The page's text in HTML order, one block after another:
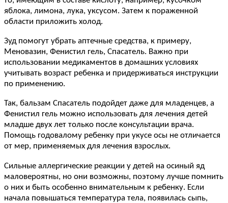
яблока, лимона, лука, уксусом. Затем к пораженной
области приложить холод.
Зуд помогут убрать аптечные средства, к примеру,
Меновазин, Фенистил гель, Спасатель. Важно при
использовании медикаментов в домашних условиях
учитывать возраст ребенка и придерживаться инструкции
по применению.
Так, бальзам Спасатель подойдет даже для младенцев, а
Фенистил гель можно использовать для лечения детей
младше двух лет только после консультации врача.
Помощь годовалому ребенку при укусе осы не отличается
от мер, применяемых для лечения взрослых.
Сильные аллергические реакции у детей на осиный яд
маловероятны, но они возможны, поэтому лучше помнить
о них и быть особенно внимательным к ребенку. Если
начала повышаться температура тела, появилась сыпь,